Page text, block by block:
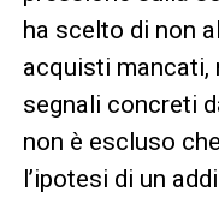
ha scelto di non
acquisti mancati,
segnali concreti
non è escluso
l’ipotesi di un